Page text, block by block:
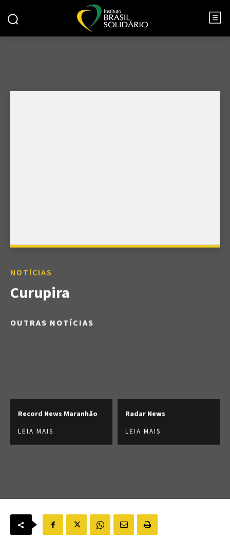
NOTÍCIAS
Curupira
OUTRAS NOTÍCIAS
Record News Maranhão
LEIA MAIS
Radar News
LEIA MAIS